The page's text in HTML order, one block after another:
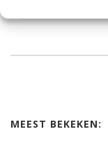
MEEST BEKEKEN: